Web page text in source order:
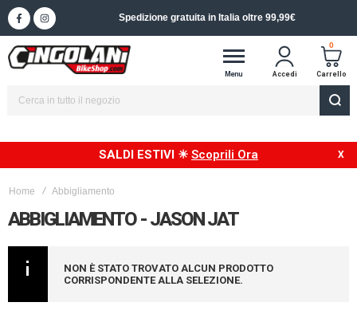
Spedizione gratuita in Italia oltre 99,99€
Menu Accedi
0
Carrello
SALDI ESTIVI ☀ Scoprili Ora
Home Abbigliamento
ABBIGLIAMENTO - JASON JAT
NON È STATO TROVATO ALCUN PRODOTTO
CORRISPONDENTE ALLA SELEZIONE.